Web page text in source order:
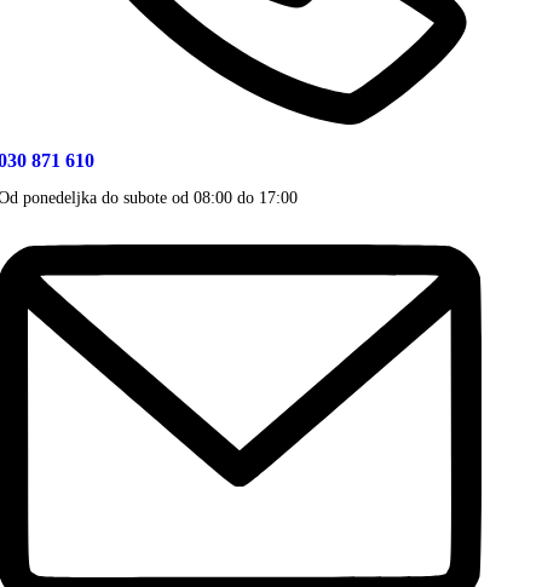
871 610
ponedeljka do subote od 08:00 do 17:00